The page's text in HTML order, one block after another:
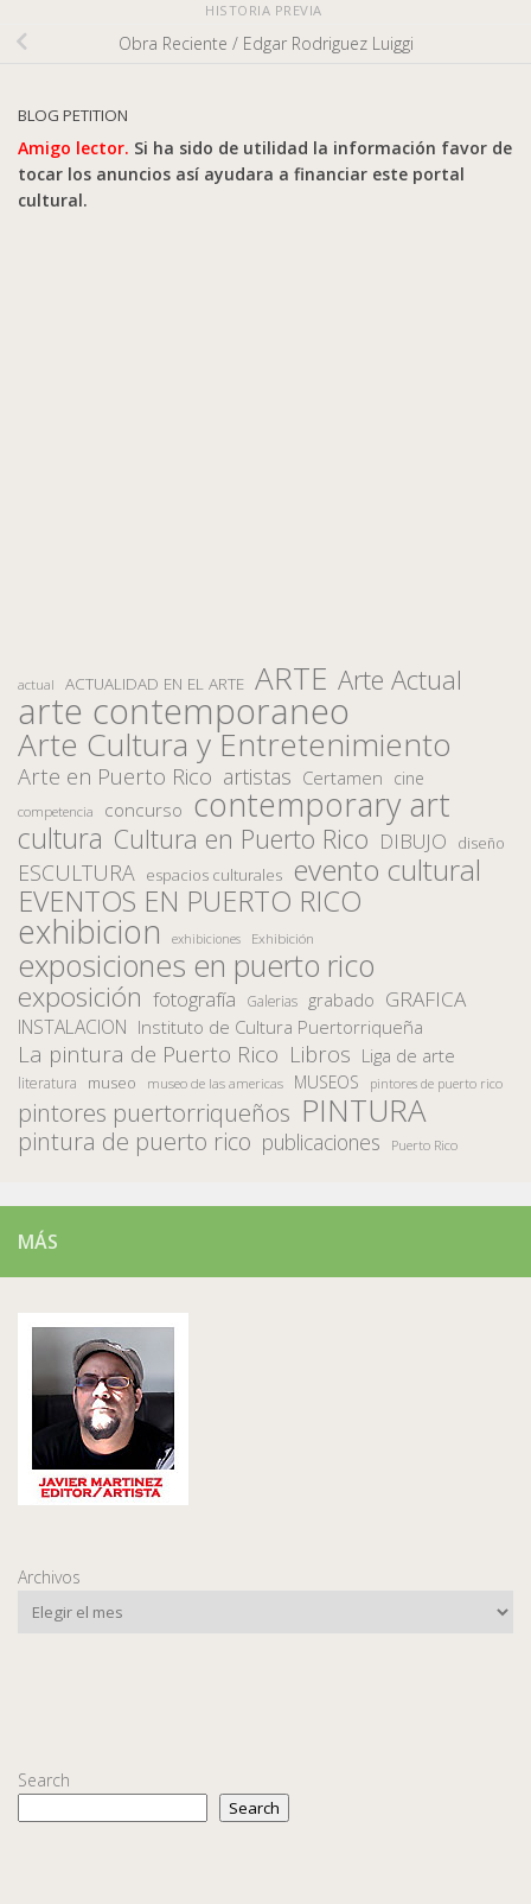
HISTORIA PREVIA
Obra Reciente / Edgar Rodriguez Luiggi
BLOG PETITION
Amigo lector. Si ha sido de utilidad la información favor de
tocar los anuncios así ayudara a financiar este portal
cultural.
actual ACTUALIDAD EN EL ARTE ARTE Arte Actual
arte contemporaneo
Arte Cultura y Entretenimiento
Arte en Puerto Rico artistas Certamen cine
competencia concurso contemporary art
cultura Cultura en Puerto Rico DIBUJO diseño
ESCULTURA espacios culturales evento cultural
EVENTOS EN PUERTO RICO
exhibicion exhibiciones Exhibición
exposiciones en puerto rico
exposición fotografía Galerias grabado GRAFICA
INSTALACION Instituto de Cultura Puertorriqueña
La pintura de Puerto Rico Libros Liga de arte
literatura museo museo de las americas MUSEOS pintores de puerto rico
pintores puertorriqueños PINTURA
pintura de puerto rico publicaciones Puerto Rico
MÁS
Archivos
Search
Search